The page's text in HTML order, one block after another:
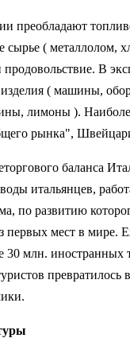
преобладают
( металлолом,
В
( машины,
лимоны ).
рынка",
баланса
итальянцев,
по развитию
первых мест в мире.
млн. иностранных
превратилось